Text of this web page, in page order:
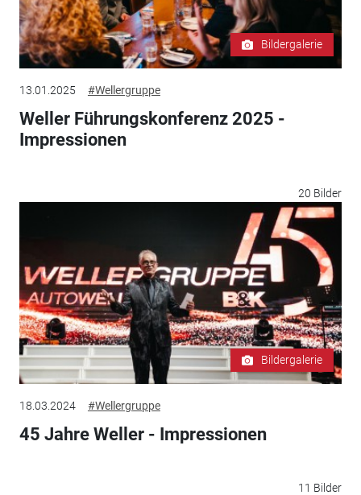
Bildergalerie
13.01.2025 #Wellergruppe
Weller Führungskonferenz 2025 -
Impressionen
20 Bilder
Bildergalerie
18.03.2024 #Wellergruppe
45 Jahre Weller - Impressionen
11 Bilder